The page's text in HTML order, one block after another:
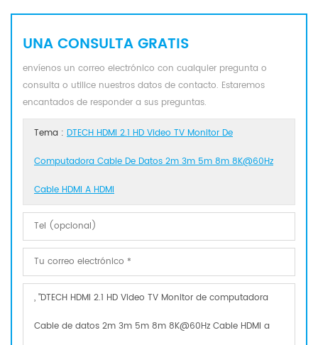
UNA CONSULTA GRATIS
envíenos un correo electrónico con cualquier pregunta o
consulta o utilice nuestros datos de contacto. Estaremos
encantados de responder a sus preguntas.
Tema : DTECH HDMI 2.1 HD Video TV Monitor De
Computadora Cable De Datos 2m 3m 5m 8m 8K@60Hz
Cable HDMI A HDMI